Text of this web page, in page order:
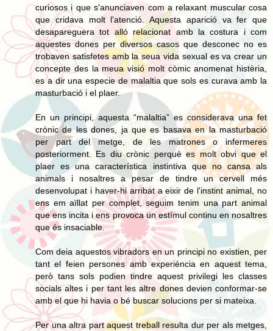
curiosos i que s'anunciaven com a relaxant muscular cosa
que cridava molt l'atenció. Aquesta aparició va fer que
desapareguera tot alló relacionat amb la costura i com
aquestes dones per diversos casos que desconec no es
trobaven satisfetes amb la seua vida sexual es va crear un
concepte des la meua visió molt còmic anomenat histèria,
es a dir una especie de malaltia que sols es curava amb la
masturbació i el plaer.
En un principi, aquesta “malaltia” es considerava una fet
crònic de les dones, ja que es basava en la masturbació
per part del metge, de les matrones o infermeres
posteriorment. Es diu crònic perquè es molt obvi que el
plaer es una característica instintiva que no cansa als
animals i nosaltres a pesar de tindre un cervell més
desenvolupat i haver-hi arribat a eixir de l'instint animal, no
ens em aïllat per complet, seguim tenim una part animal
que ens incita i ens provoca un estímul continu en nosaltres
que és insaciable.
Com deia aquestos vibradors en un principi no existien, per
tant el feien persones amb experiència en aquest tema,
però tans sols podien tindre aquest privilegi les classes
socials altes i per tant les altre dones devien conformar-se
amb el que hi havia o bé buscar solucions per si mateixa.
Per una altra part aquest treball resulta dur per als metges,